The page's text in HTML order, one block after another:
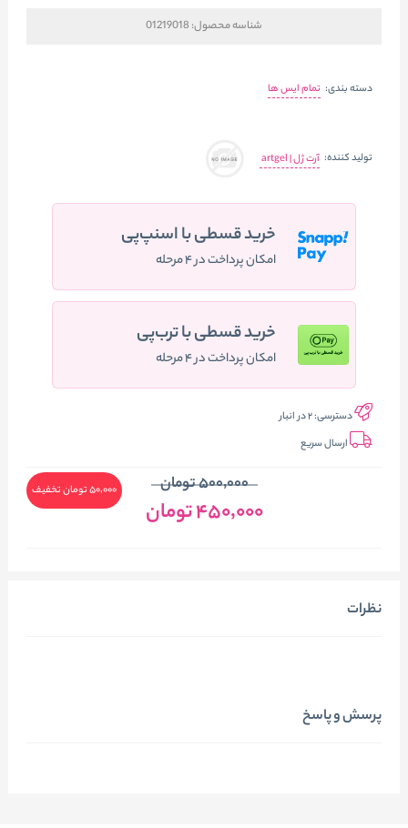
شناسه محصول: 01219018
دسته بندی: تمام ایس ها
تولید کننده: آرت ژل | artgel
خرید قسطی با اسنپ‌پی
امکان پرداخت در ۴ مرحله
خرید قسطی با ترب‌پی
امکان پرداخت در ۴ مرحله
دسترسی:2 در انبار
ارسال سریع
500٬000 تومان
450٬000تومان
50٬000 تومان تخفیف
نظرات
پرسش و پاسخ